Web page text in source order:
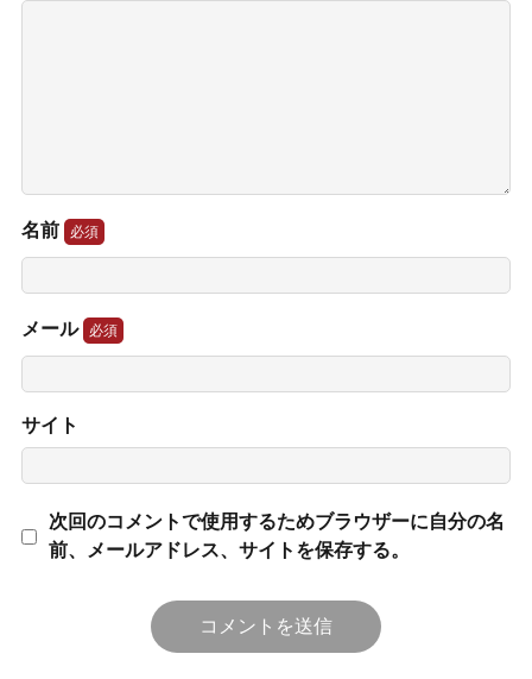
名前
メール
サイト
次回のコメントで使用するためブラウザーに自分の名
前、メールアドレス、サイトを保存する。